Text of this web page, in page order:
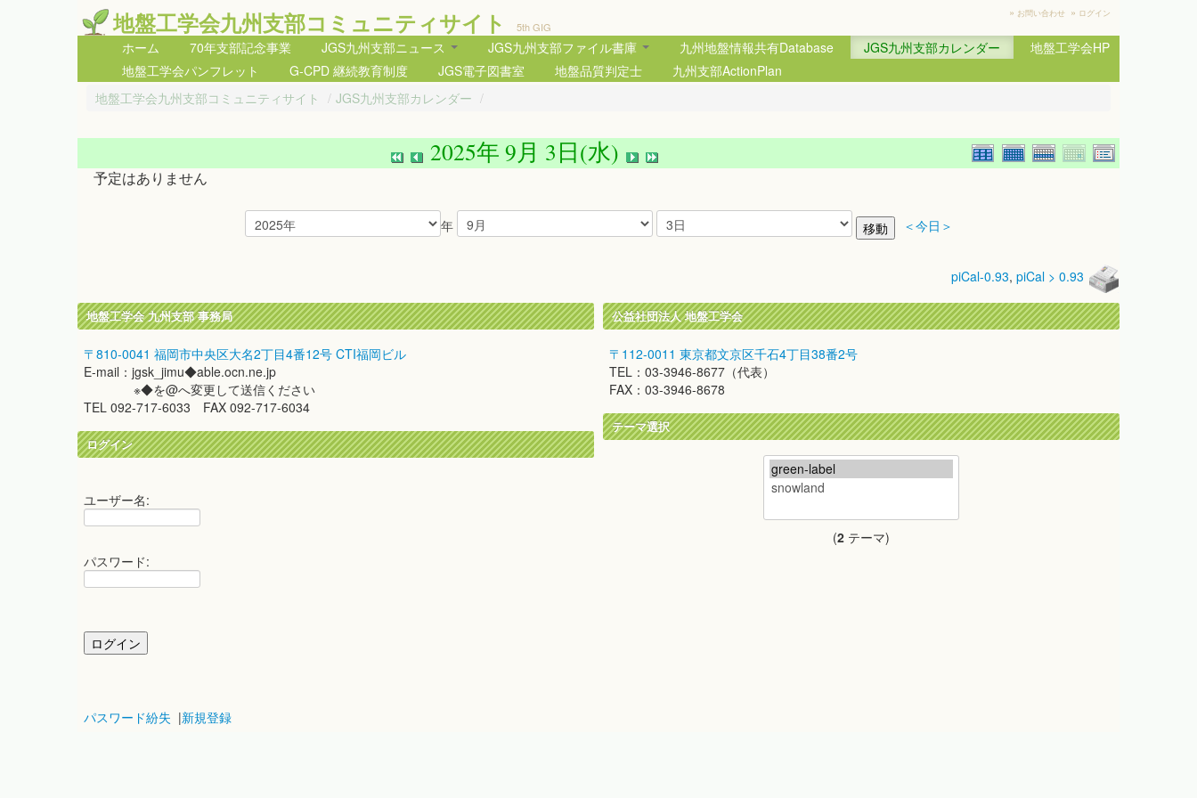
地盤工学会九州支部コミュニティサイト 5th GIG
» お問い合わせ » ログイン
ホーム 70年支部記念事業 JGS九州支部ニュース JGS九州支部ファイル書庫 九州地盤情報共有Database JGS九州支部カレンダー
地盤工学会HP
地盤工学会パンフレット
G-CPD 継続教育制度 JGS電子図書室 地盤品質判定士
九州支部ActionPlan
地盤工学会九州支部コミュニティサイト / JGS九州支部カレンダー /
2025年 9月 3日(水)
予定はありません
年 ＜今日＞
piCal-0.93, piCal > 0.93
地盤工学会 九州支部 事務局
〒810-0041 福岡市中央区大名2丁目4番12号 CTI福岡ビル
E-mail：jgsk_jimu◆able.ocn.ne.jp
※◆を@へ変更して送信ください
TEL 092-717-6033 FAX 092-717-6034
ログイン
ユーザー名:
パスワード:
パスワード紛失 |新規登録
公益社団法人 地盤工学会
〒112-0011 東京都文京区千石4丁目38番2号
TEL：03-3946-8677（代表）
FAX：03-3946-8678
テーマ選択
(2 テーマ)